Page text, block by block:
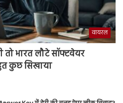
वायरल
तो भारत लौटे सॉफ्टवेयर
कुछ सिखाया